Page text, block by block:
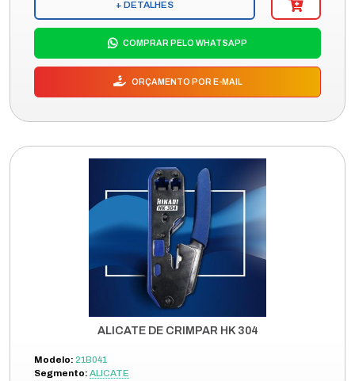
+ DETALHES
COMPRAR PELO WHATSAPP
ORÇAMENTO POR E-MAIL
ALICATE DE CRIMPAR HK 304
Modelo: 21B041
Segmento: ALICATE